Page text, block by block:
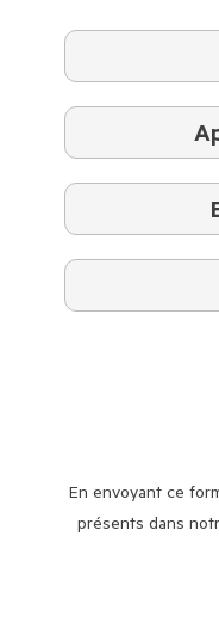
En envoyant ce
présents dans